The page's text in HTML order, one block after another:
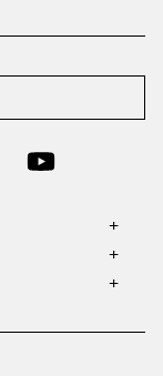
+
+
+